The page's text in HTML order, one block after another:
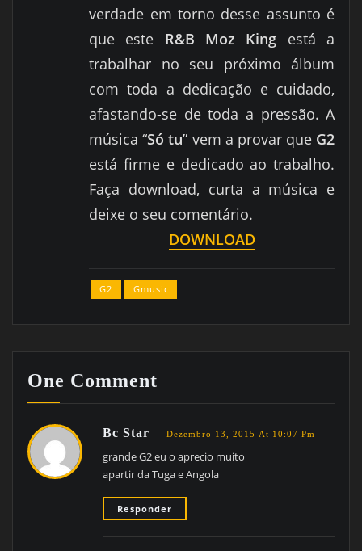
verdade em torno desse assunto é
que este R&B Moz King está a
trabalhar no seu próximo álbum
com toda a dedicação e cuidado,
afastando-se de toda a pressão. A
música “Só tu” vem a provar que G2
está firme e dedicado ao trabalho.
Faça download, curta a música e
deixe o seu comentário.
DOWNLOAD
G2 Gmusic
One Comment
Bc Star Dezembro 13, 2015 At 10:07 Pm
grande G2 eu o aprecio muito
apartir da Tuga e Angola
Responder